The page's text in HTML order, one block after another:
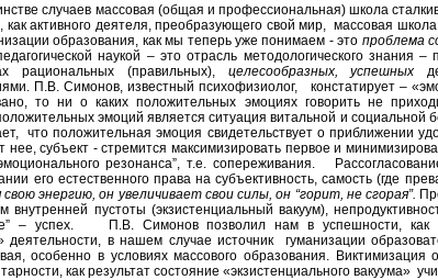
случаев массовая (общая и профессиональная) школа
как активного деятеля, преобразующего свой мир, массовая
образования, как мы теперь уже понимаем - это проблема
наукой – это отрасль методологического знания
рациональных (правильных), целесообразных, успешных
П.В. Симонов, известный психофизиолог, констатирует –
то ни о каких положительных эмоциях говорить не
эмоций является ситуация витальной и социальной
что положительная эмоция свидетельствует о приближении
нее, субъект - стремится максимизировать первое и
резонанса”, т.е. сопереживания.
его естественного права на субъективность, самость (где
энергию, он увеличивает свои силы, он “горит, не сгорая”.
внутренней пустоты (экзистенциальный вакуум),
– успех.
П.В. Симонов позволил нам в успешности, как
деятельности, в нашем случае источник гуманизации
особенно в условиях массового образования.
как результат состояние «экзистенциального вакуума»